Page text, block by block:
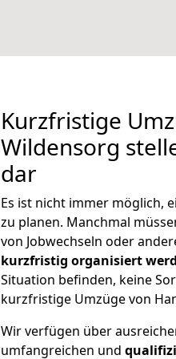
Kurzfristige
Wildensorg
dar
Es ist nicht immer möglich,
zu planen. Manchmal
von Jobwechseln oder
kurzfristig organisiert
Situation befinden, keine
kurzfristige Umzüge von
Wir verfügen über
umfangreichen und